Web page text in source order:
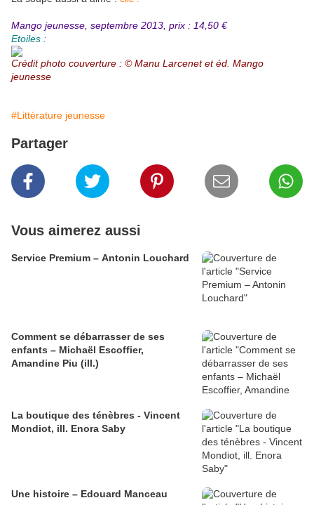
Mango jeunesse, septembre 2013, prix : 14,50 €
Etoiles :
Crédit photo couverture : © Manu Larcenet et éd. Mango
jeunesse
#Littérature jeunesse
Partager
Vous aimerez aussi
Service Premium – Antonin Louchard
Comment se débarrasser de ses
enfants – Michaël Escoffier,
Amandine Piu (ill.)
La boutique des ténèbres - Vincent
Mondiot, ill. Enora Saby
Une histoire – Edouard Manceau